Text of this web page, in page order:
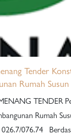
Tender
Rumah
Pekerjaan: Konstruksi
Rumah